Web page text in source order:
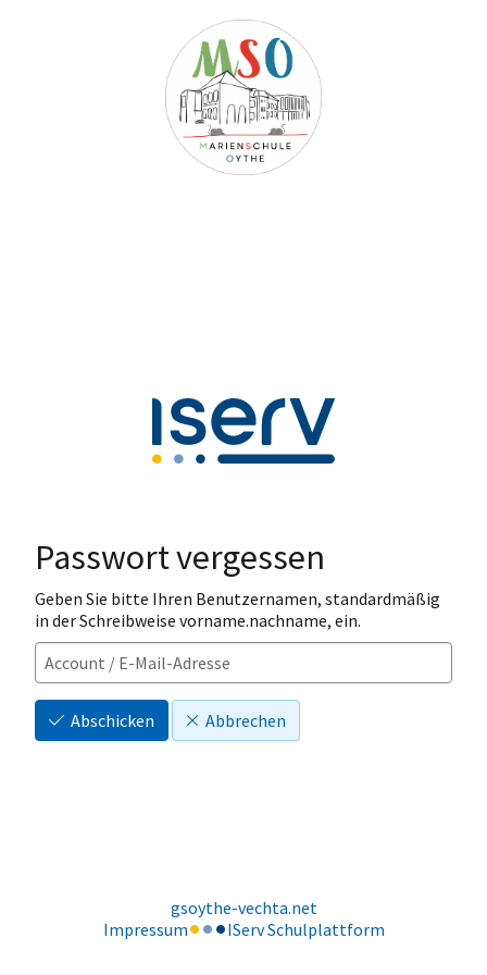
Passwort vergessen
Geben Sie bitte Ihren Benutzernamen, standardmäßig
in der Schreibweise vorname.nachname, ein.
Abschicken Abbrechen
gsoythe-vechta.net
Impressum
IServ Schulplattform